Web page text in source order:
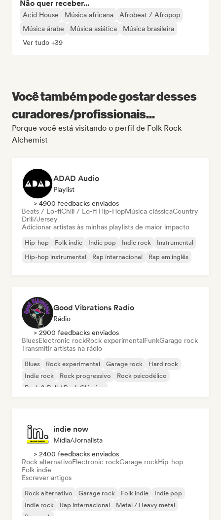
Não quer receber...
Acid House Música africana
Afrobeat / Afropop
Música árabe
Música asiática
Música brasileira
Ver tudo +39
Você também pode gostar desses
curadores/profissionais...
Porque você está visitando o perfil de Folk Rock
Alchemist
ADAD Audio
Playlist
> 4900 feedbacks enviados
Beats / Lo-fiChill / Lo-fi Hip-HopMúsica clássicaCountry
Drill/Jersey
Adicionar artistas às minhas playlists de maior impacto
Hip-hop Folk indie Indie pop Indie rock
Instrumental
Hip-hop instrumental
Rap internacional Rap em inglês
Good Vibrations Radio
Rádio
> 2900 feedbacks enviados
BluesElectronic rockRock experimentalFunkGarage rock
Transmitir artistas na rádio
Blues Rock experimental Garage rock
Hard rock
Indie rock
Rock progressivo
Rock psicodélico
Rock & Roll / Rock Clássico
indie now
Mídia/Jornalista
> 2400 feedbacks enviados
Rock alternativoElectronic rockGarage rockHip-hop
Folk indie
Escrever artigos
Rock alternativo Garage rock Folk indie
Indie pop
Indie rock
Rap internacional
Metal / Heavy metal
Pop rock